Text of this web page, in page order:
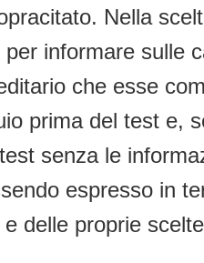
Nella
informare sulle
che esse
prima del test e,
senza le
espresso in
delle proprie